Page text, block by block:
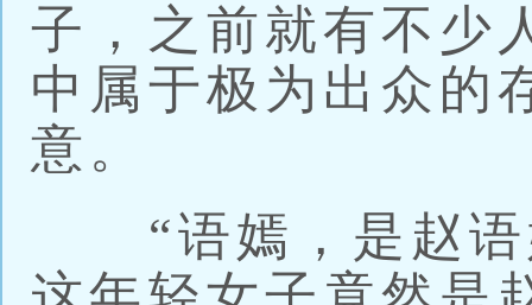
子，之前就有不少
中属于极为出众的
意。
“语嫣，是赵语